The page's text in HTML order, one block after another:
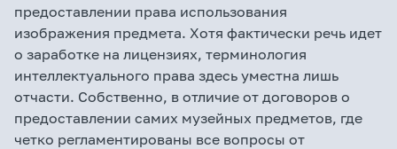
предоставлении права использования
изображения предмета. Хотя фактически речь идет
о заработке на лицензиях, терминология
интеллектуального права здесь уместна лишь
отчасти. Собственно, в отличие от договоров о
предоставлении самих музейных предметов, где
четко регламентированы все вопросы от